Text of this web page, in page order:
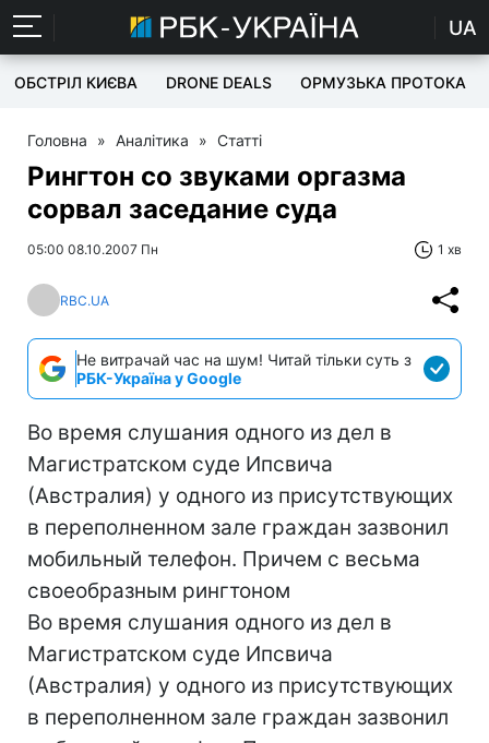
UA
ОБСТРІЛ КИЄВА DRONE DEALS ОРМУЗЬКА ПРОТОКА
Головна » Аналітика » Статті
Рингтон со звуками оргазма
сорвал заседание суда
05:00 08.10.2007 Пн 1 хв
RBC.UA
Не витрачай час на шум! Читай тільки суть з
РБК-Україна у Google
Во время слушания одного из дел в
Магистратском суде Ипсвича
(Австралия) у одного из присутствующих
в переполненном зале граждан зазвонил
мобильный телефон. Причем с весьма
своеобразным рингтоном
Во время слушания одного из дел в
Магистратском суде Ипсвича
(Австралия) у одного из присутствующих
в переполненном зале граждан зазвонил